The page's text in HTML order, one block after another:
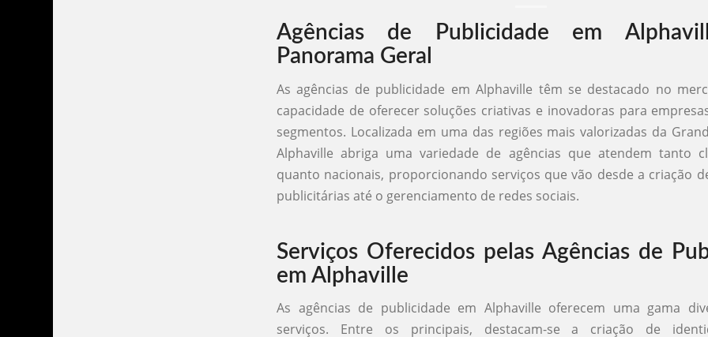
Agências de Publicidade em
Panorama Geral
As agências de publicidade em Alphaville têm se destacado no
capacidade de oferecer soluções criativas e inovadoras para
segmentos. Localizada em uma das regiões mais valorizadas da
Alphaville abriga uma variedade de agências que atendem tanto
quanto nacionais, proporcionando serviços que vão desde a criação
publicitárias até o gerenciamento de redes sociais.
Serviços Oferecidos pelas Agências de
em Alphaville
As agências de publicidade em Alphaville oferecem uma gama
serviços. Entre os principais, destacam-se a criação de